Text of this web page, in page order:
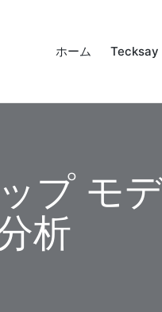
ホーム Tecksay
プ モ
析